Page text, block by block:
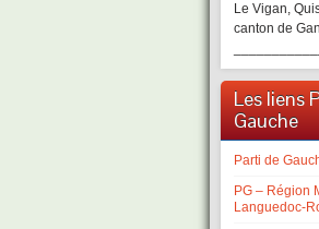
Le Vigan,
canton de
Les liens
Gauche
Parti de
PG – Région
Languedoc-